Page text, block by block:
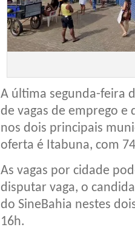
A última segunda-feira
de vagas de emprego e
nos dois principais
oferta é Itabuna, com
As vagas por cidade
disputar vaga, o
do SineBahia nestes
16h.